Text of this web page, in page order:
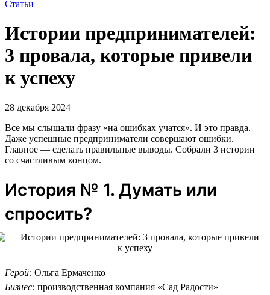
Статьи
Истории предпринимателей:
3 провала, которые привели
к успеху
28 декабря 2024
Все мы слышали фразу «на ошибках учатся». И это правда.
Даже успешные предприниматели совершают ошибки.
Главное — сделать правильные выводы. Собрали 3 истории
со счастливым концом.
История № 1. Думать или
спросить?
Герой: Ольга Ермаченко
Бизнес: производственная компания «Сад Радости»